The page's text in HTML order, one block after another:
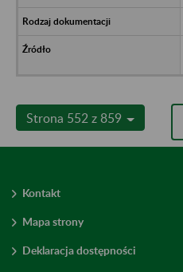
Strona 552 z 859
Kontakt
Mapa strony
Deklaracja dostępności